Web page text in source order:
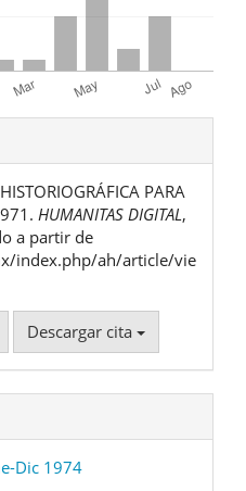
PARA
HUMANITAS DIGITAL,
a partir de
index.php/ah/article/vie
Descargar cita
Dic 1974